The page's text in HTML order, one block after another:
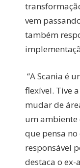
vem
também
“A Scania é
flexível. Tive
mudar de
um
que pensa
responsável
destaca o ex-